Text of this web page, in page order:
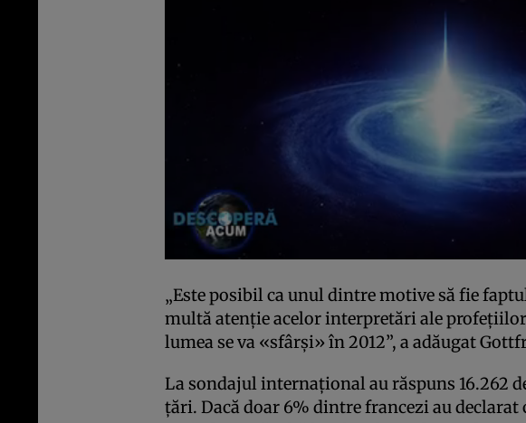
„Este posibil ca unul dintre motive să fie
multă atenţie acelor interpretări ale
lumea se va «sfârşi» în 2012”, a adăugat
La sondajul internaţional au răspuns 16.262
ţări. Dacă doar 6% dintre francezi au declarat